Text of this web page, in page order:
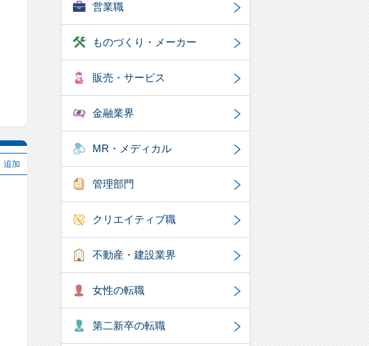
追加
営業職
ものづくり・メーカー
販売・サービス
金融業界
MR・メディカル
管理部門
クリエイティブ職
不動産・建設業界
女性の転職
第二新卒の転職